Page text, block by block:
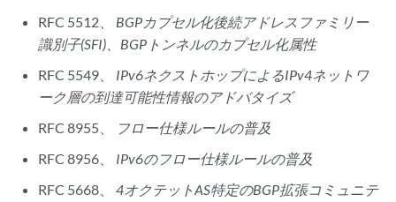
RFC 5512、 BGPカプセル化後続アドレスファミリー
識別子(SFI)、BGPトンネルのカプセル化属性
RFC 5549、 IPv6ネクストホップによるIPv4ネットワ
ーク層の到達可能性情報のアドバタイズ
RFC 8955、
フロー仕様ルールの普及
RFC 8956、 IPv6のフロー仕様ルールの普及
RFC 5668、4オクテットAS特定のBGP拡張コミュニテ